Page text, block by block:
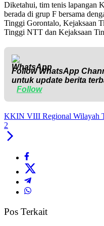
Diketahui, tim tenis lapangan
berada di grup F bersama
Tinggi Gorontalo, Kejaksaan
Tinggi NTT dan Kejaksaan
Follow WhatsApp
untuk update berita
Follow
KKIN VIII Regional Wilayah
2
Pos Terkait